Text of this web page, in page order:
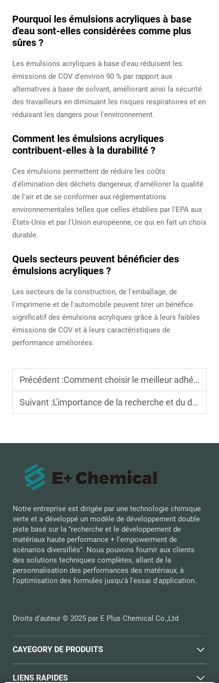
Pourquoi les émulsions acryliques à base
d'eau sont-elles considérées comme plus
sûres ?
Les émulsions acryliques à base d'eau réduisent les
émissions de COV d'environ 90 % par rapport aux
alternatives à base de solvant, améliorant ainsi la sécurité
des travailleurs en diminuant les risques respiratoires et en
réduisant les dangers pour l'environnement.
Comment les émulsions acryliques
contribuent-elles à la durabilité ?
Ces émulsions permettent de réduire les coûts
d'élimination des déchets dangereux, d'améliorer la qualité
de l'air et de se conformer aux réglementations
environnementales telles que celles établies par l'EPA aux
États-Unis et par l'Union européenne, ce qui en fait un choix
durable.
Quels secteurs peuvent bénéficier des
émulsions acryliques ?
Les secteurs de la construction, de l'emballage, de
l'imprimerie et de l'automobile peuvent tirer un bénéfice
significatif des émulsions acryliques grâce à leurs faibles
émissions de COV et à leurs caractéristiques de
performance améliorées.
Précédent :Comment choisir le meilleur adhésif acrylique selon vos besoins
Suivant :L'importance de la recherche et du développement dans les produits acryliques
Notre entreprise est dirigée par une technologie chimique
verte et a développé un modèle de développement double
piste basé sur la "recherche et le développement de
matériaux haute performance + l'empowerment de
scénarios diversifiés". Nous pouvons fournir aux clients
des solutions techniques complètes, allant de la
personnalisation des performances des matériaux, à
l'optimisation des formules jusqu'à l'essai d'application.
Droits d'auteur © 2025 par E Plus Chemical Co.,Ltd
CAYEGORY DE PRODUITS
LIENS RAPIDES